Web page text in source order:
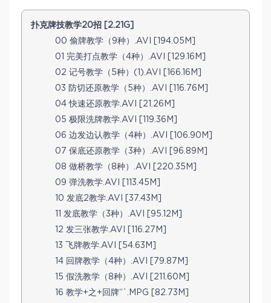
扑克牌技教学20招 [2.21G]
00 偷牌教学（9种）.AVI [194.05M]
01 完美打点教学（4种）.AVI [129.16M]
02 记号教学（5种）(1).AVI [166.16M]
03 防切还原教学（5种）.AVI [116.76M]
04 快速还原教学.AVI [21.26M]
05 极限洗牌教学.AVI [119.36M]
06 边发边认教学（4种）.AVI [106.90M]
07 保底还原教学（3种）.AVI [96.89M]
08 做桥教学（8种）.AVI [220.35M]
09 弹洗教学.AVI [113.45M]
10 发底2教学.AVI [37.43M]
11 发底教学（3种）.AVI [95.12M]
12 发三张教学.AVI [116.27M]
13 飞牌教学.AVI [54.63M]
14 回牌教学（4种）.AVI [79.87M]
15 假洗教学（8种）.AVI [211.60M]
16 教学+之+回牌“`.MPG [82.73M]